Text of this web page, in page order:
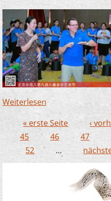
Weiterlesenüber Unser EMP
Kampschulte
Seiten
« erste Seite ‹
45
46 47
52
…